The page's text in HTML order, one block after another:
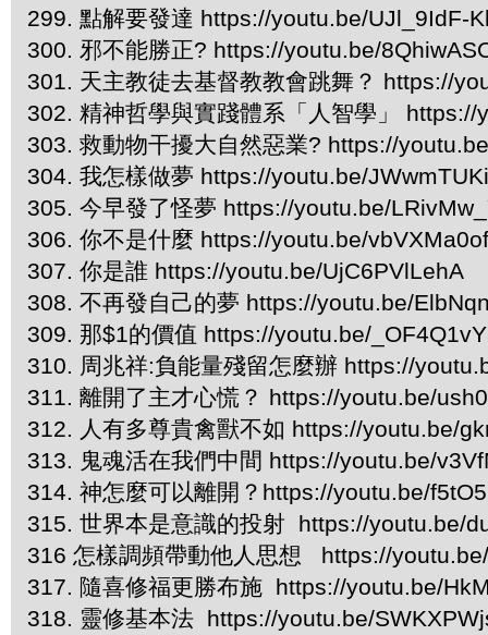
299. 點解要發達 https://youtu.be/UJl_9IdF-
300. 邪不能勝正? https://youtu.be/
301. 天主教徒去基督教教會跳舞？ https://
302. 精神哲學與實踐體系「人智學」
303. 救動物干擾大自然惡業? https://
304. 我怎樣做夢 https://youtu.be/
305. 今早發了怪夢 https://youtu.be/
306. 你不是什麼 https://youtu.be/
307. 你是誰 https://youtu.be/UjC6PVlLehA
308. 不再發自己的夢 https://youtu.be/
309. 那$1的價值 https://youtu.be/
310. 周兆祥:負能量殘留怎麼辦 https://
311. 離開了主才心慌？ https://youtu.be/
312. 人有多尊貴禽獸不如 https://youtu.be/
313. 鬼魂活在我們中間 https://youtu.be/
314. 神怎麼可以離開？https://youtu.be/
315. 世界本是意識的投射 https://youtu.be/
316 怎樣調頻帶動他人思想 https://
317. 隨喜修福更勝布施 https://youtu.be/
318. 靈修基本法 https://youtu.be/